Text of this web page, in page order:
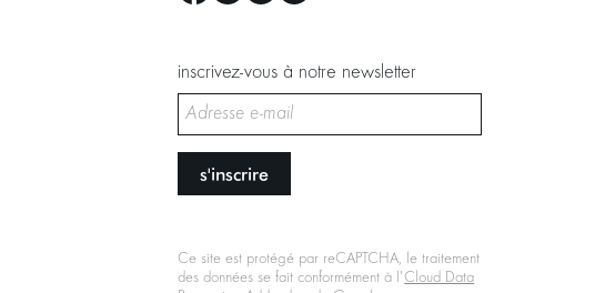
inscrivez-vous à notre newsletter
s'inscrire
Ce site est protégé par reCAPTCHA, le traitement
des données se fait conformément à l' Cloud Data